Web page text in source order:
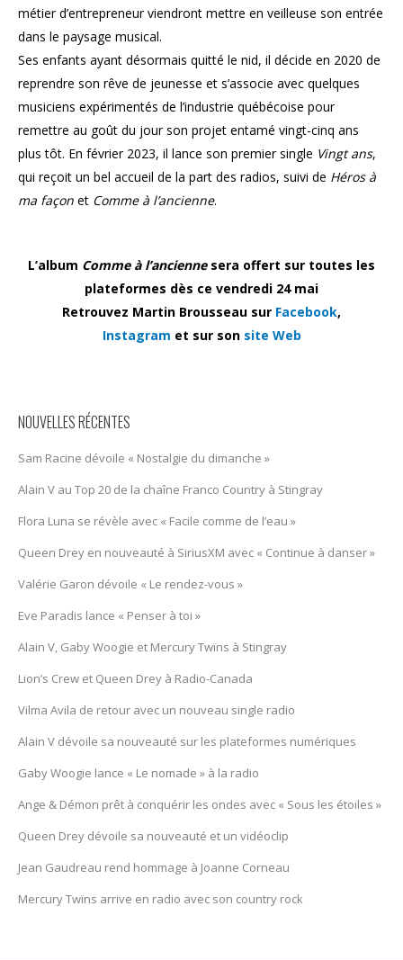
métier d’entrepreneur viendront mettre en veilleuse son entrée
dans le paysage musical.
Ses enfants ayant désormais quitté le nid, il décide en 2020 de
reprendre son rêve de jeunesse et s’associe avec quelques
musiciens expérimentés de l’industrie québécoise pour
remettre au goût du jour son projet entamé vingt-cinq ans
plus tôt. En février 2023, il lance son premier single Vingt ans,
qui reçoit un bel accueil de la part des radios, suivi de Héros à
ma façon et Comme à l’ancienne.
L’album Comme à l’anciennesera offert sur toutes les
plateformes dès ce vendredi 24 mai
Retrouvez Martin Brousseau sur Facebook,
Instagram et sur son site Web
NOUVELLES RÉCENTES
Sam Racine dévoile « Nostalgie du dimanche »
Alain V au Top 20 de la chaîne Franco Country à Stingray
Flora Luna se révèle avec « Facile comme de l’eau »
Queen Drey en nouveauté à SiriusXM avec « Continue à danser »
Valérie Garon dévoile « Le rendez-vous »
Eve Paradis lance « Penser à toi »
Alain V, Gaby Woogie et Mercury Twïns à Stingray
Lion’s Crew et Queen Drey à Radio-Canada
Vilma Avila de retour avec un nouveau single radio
Alain V dévoile sa nouveauté sur les plateformes numériques
Gaby Woogie lance « Le nomade » à la radio
Ange & Démon prêt à conquérir les ondes avec « Sous les étoiles »
Queen Drey dévoile sa nouveauté et un vidéoclip
Jean Gaudreau rend hommage à Joanne Corneau
Mercury Twïns arrive en radio avec son country rock